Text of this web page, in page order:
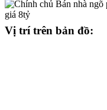
Vị trí trên bản đồ: